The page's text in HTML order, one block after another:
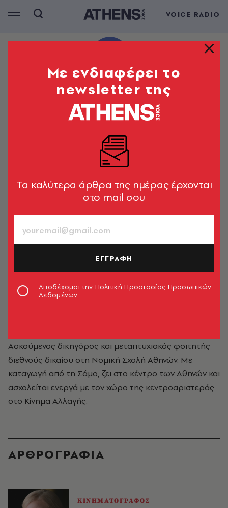
VOICE RADIO
Ασκούμενος δικηγόρος και μεταπτυχιακός φοιτητής
διεθνούς δικαίου στη Νομική Σχολή Αθηνών. Με
καταγωγή από τη Σάμο, ζει στο κέντρο των Αθηνών και
ασχολείται ενεργά με τον χώρο της κεντροαριστεράς
στο Κίνημα Αλλαγής.
ΑΡΘΡΟΓΡΑΦΙΑ
ΚΙΝΗΜΑΤΟΓΡΑΦΟΣ
Mε ενδιαφέρει το
newsletter της
Tα καλύτερα άρθρα της ημέρας έρχονται
στο mail σου
ΕΓΓΡΑΦΗ
Αποδέχομαι την Πολιτική Προστασίας Προσωπικών
Δεδομένων